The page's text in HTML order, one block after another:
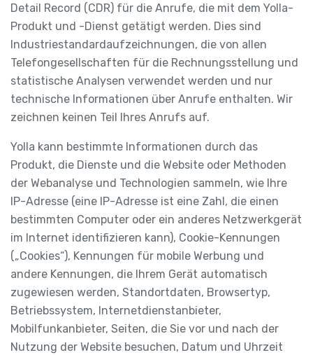
Detail Record (CDR) für die Anrufe, die mit dem Yolla-
Produkt und -Dienst getätigt werden. Dies sind
Industriestandardaufzeichnungen, die von allen
Telefongesellschaften für die Rechnungsstellung und
statistische Analysen verwendet werden und nur
technische Informationen über Anrufe enthalten. Wir
zeichnen keinen Teil Ihres Anrufs auf.
Yolla kann bestimmte Informationen durch das
Produkt, die Dienste und die Website oder Methoden
der Webanalyse und Technologien sammeln, wie Ihre
IP-Adresse (eine IP-Adresse ist eine Zahl, die einen
bestimmten Computer oder ein anderes Netzwerkgerät
im Internet identifizieren kann), Cookie-Kennungen
(„Cookies“), Kennungen für mobile Werbung und
andere Kennungen, die Ihrem Gerät automatisch
zugewiesen werden, Standortdaten, Browsertyp,
Betriebssystem, Internetdienstanbieter,
Mobilfunkanbieter, Seiten, die Sie vor und nach der
Nutzung der Website besuchen, Datum und Uhrzeit